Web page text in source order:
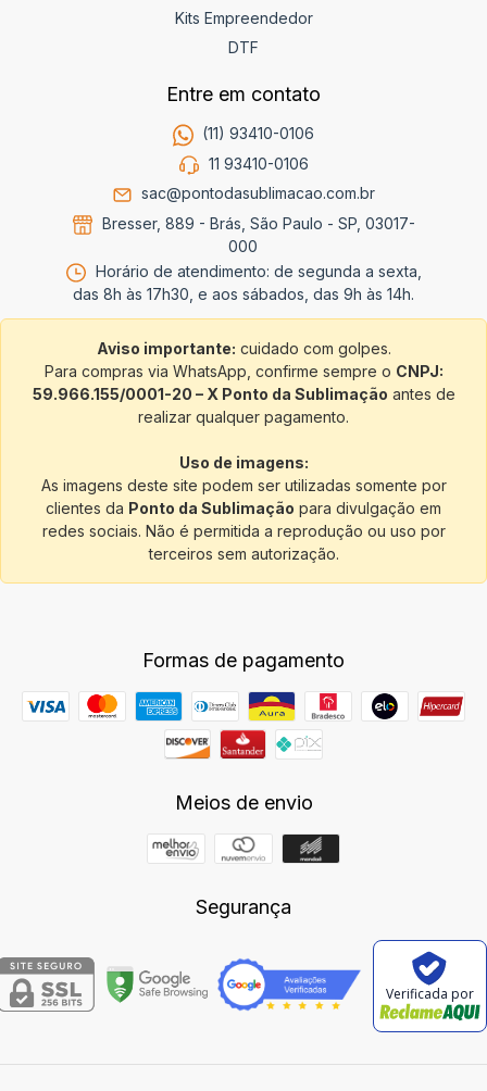
Kits Empreendedor
DTF
Entre em contato
(11) 93410-0106
11 93410-0106
sac@pontodasublimacao.com.br
Bresser, 889 - Brás, São Paulo - SP, 03017-
000
Horário de atendimento: de segunda a sexta,
das 8h às 17h30, e aos sábados, das 9h às 14h.
Aviso importante: cuidado com golpes.
Para compras via WhatsApp, confirme sempre o CNPJ:
59.966.155/0001-20 – X Ponto da Sublimação antes de
realizar qualquer pagamento.
Uso de imagens:
As imagens deste site podem ser utilizadas somente por
clientes da Ponto da Sublimação para divulgação em
redes sociais. Não é permitida a reprodução ou uso por
terceiros sem autorização.
Formas de pagamento
Meios de envio
Segurança
Verificada por